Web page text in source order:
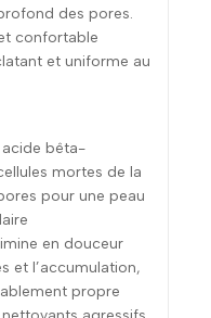
des pores.
confortable
et uniforme au
acide bêta-
mortes de la
pour une peau
en douceur
et l’accumulation,
propre